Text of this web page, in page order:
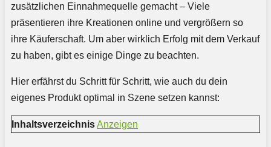
zusätzlichen Einnahmequelle gemacht – Viele
präsentieren ihre Kreationen online und vergrößern so
ihre Käuferschaft. Um aber wirklich Erfolg mit dem Verkauf
zu haben, gibt es einige Dinge zu beachten.
Hier erfährst du Schritt für Schritt, wie auch du dein
eigenes Produkt optimal in Szene setzen kannst:
InhaltsverzeichnisAnzeigen